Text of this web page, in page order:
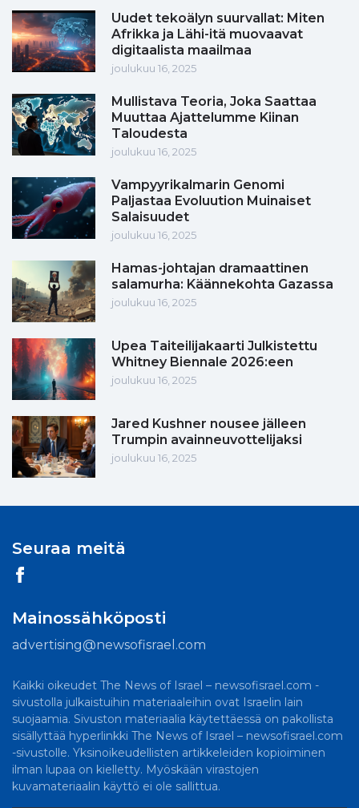
Uudet tekoälyn suurvallat: Miten
Afrikka ja Lähi-itä muovaavat
digitaalista maailmaa
joulukuu 16, 2025
Mullistava Teoria, Joka Saattaa
Muuttaa Ajattelumme Kiinan
Taloudesta
joulukuu 16, 2025
Vampyyrikalmarin Genomi
Paljastaa Evoluution Muinaiset
Salaisuudet
joulukuu 16, 2025
Hamas-johtajan dramaattinen
salamurha: Käännekohta Gazassa
joulukuu 16, 2025
Upea Taiteilijakaarti Julkistettu
Whitney Biennale 2026:een
joulukuu 16, 2025
Jared Kushner nousee jälleen
Trumpin avainneuvottelijaksi
joulukuu 16, 2025
Seuraa meitä
Mainossähköposti
advertising@newsofisrael.com
Kaikki oikeudet The News of Israel – newsofisrael.com -
sivustolla julkaistuihin materiaaleihin ovat Israelin lain
suojaamia. Sivuston materiaalia käytettäessä on pakollista
sisällyttää hyperlinkki The News of Israel – newsofisrael.com
-sivustolle. Yksinoikeudellisten artikkeleiden kopioiminen
ilman lupaa on kielletty. Myöskään virastojen
kuvamateriaalin käyttö ei ole sallittua.